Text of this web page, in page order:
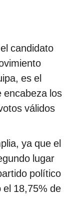
candidato
es el
encabeza los
válidos
ya que el
lugar
político
el 18,75% de